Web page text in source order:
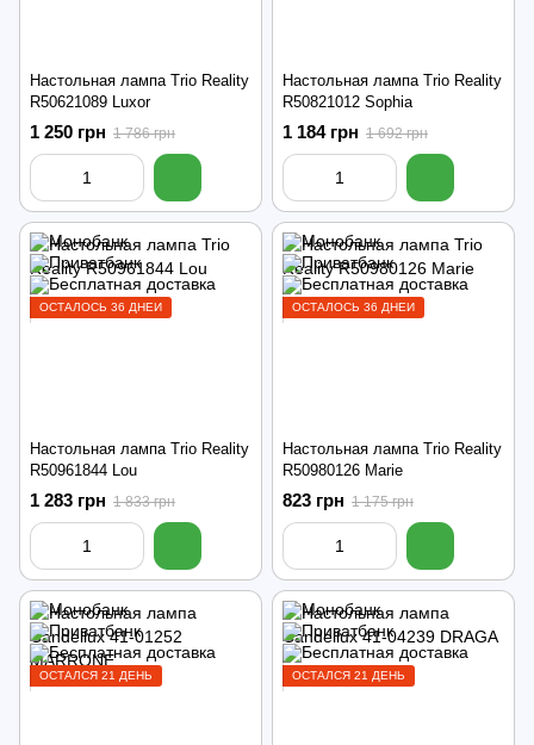
Настольная лампа Trio Reality
R50621089 Luxor
1 250 грн 1 786 грн
Настольная лампа Trio Reality
R50821012 Sophia
1 184 грн 1 692 грн
ОСТАЛОСЬ 36 ДНЕЙ
Настольная лампа Trio Reality
R50961844 Lou
1 283 грн 1 833 грн
ОСТАЛОСЬ 36 ДНЕЙ
Настольная лампа Trio Reality
R50980126 Marie
823 грн 1 175 грн
ОСТАЛСЯ 21 ДЕНЬ ОСТАЛСЯ 21 ДЕНЬ